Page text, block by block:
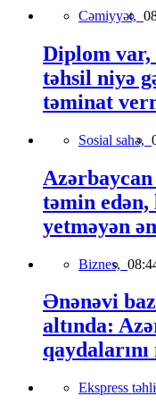
Cəmiyyət,
Diplom var,
təhsil niyə
təminat
Sosial sahə,
təmin
yetməyən
Biznes,
Ənənəvi
altında:
Ekspress